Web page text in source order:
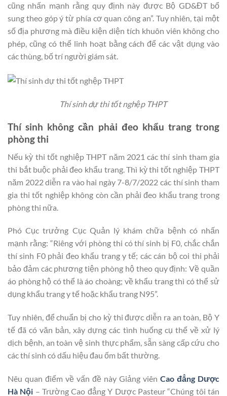
cũng nhấn mạnh rằng quy định này được Bộ GD&ĐT bổ
sung theo góp ý từ phía cơ quan công an”. Tuy nhiên, tại một
số địa phương mà điều kiện diện tích khuôn viên không cho
phép, cũng có thể linh hoạt bằng cách để các vật dụng vào
các thùng, bố trí người giám sát.
Thí sinh dự thi tốt nghệp THPT
Thí sinh không cần phải đeo khẩu trang trong
phòng thi
Nếu kỳ thi tốt nghiệp THPT năm 2021 các thí sinh tham gia
thi bắt buộc phải đeo khẩu trang. Thì kỳ thi tốt nghiệp THPT
năm 2022 diễn ra vào hai ngày 7-8/7/2022 các thí sinh tham
gia thi tốt nghiệp không còn cần phải đeo khẩu trang trong
phòng thi nữa.
Phó Cục trưởng Cục Quản lý khám chữa bệnh có nhấn
mạnh rằng: “Riêng với phòng thi có thí sinh bị F0, chắc chắn
thí sinh F0 phải đeo khẩu trang y tế; các cán bộ coi thi phải
bảo đảm các phương tiện phòng hộ theo quy định: Về quần
áo phòng hộ có thể là áo choàng; về khẩu trang thì có thể sử
dụng khẩu trang y tế hoặc khẩu trang N95”.
Tuy nhiên, để chuẩn bị cho kỳ thi được diễn ra an toàn, Bộ Y
tế đã có văn bản, xây dựng các tình huống cụ thể về xử lý
dịch bệnh, an toàn vệ sinh thực phẩm, sẵn sàng cấp cứu cho
các thí sinh có dấu hiệu đau ốm bất thường.
Nêu quan điểm về vấn đề này Giảng viên Cao đẳng Dược
Hà Nội – Trường Cao đẳng Y Dược Pasteur “Chúng tôi tán